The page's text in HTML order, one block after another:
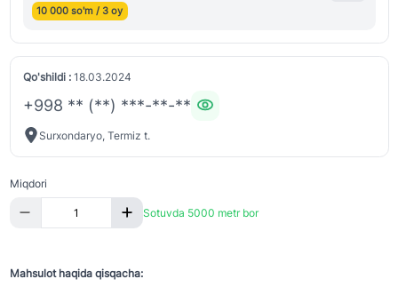
10 000 so'm / 3 oy
Qo'shildi :18.03.2024
+998 ** (**) ***-**-**
Surxondaryo, Termiz t.
Miqdori
Sotuvda 5000 metr bor
Mahsulot haqida qisqacha: